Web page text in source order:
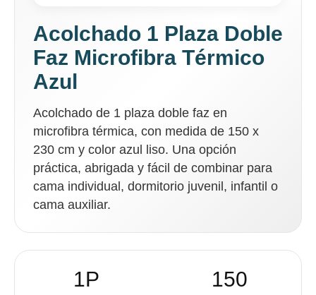
Acolchado 1 Plaza Doble
Faz Microfibra Térmico
Azul
Acolchado de 1 plaza doble faz en
microfibra térmica, con medida de 150 x
230 cm y color azul liso. Una opción
práctica, abrigada y fácil de combinar para
cama individual, dormitorio juvenil, infantil o
cama auxiliar.
1P 150